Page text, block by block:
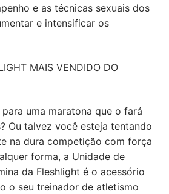
e as técnicas sexuais dos
e intensificar os
MAIS VENDIDO DO
uma maratona que o fará
Ou talvez você esteja tentando
na dura competição com força
forma, a Unidade de
da Fleshlight é o acessório
o seu treinador de atletismo